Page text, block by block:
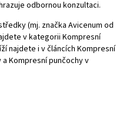
odbornou konzultaci.
(mj. značka Avicenum od
v kategorii Kompresní
najdete i v článcích Kompresní
a Kompresní punčochy v